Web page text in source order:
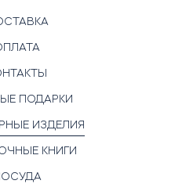
ПОДАРКИ
ИЗДЕЛИЯ
КНИГИ